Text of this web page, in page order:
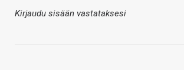
Kirjaudu sisään vastataksesi